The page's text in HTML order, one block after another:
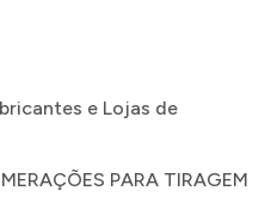
e Lojas de
PARA TIRAGEM